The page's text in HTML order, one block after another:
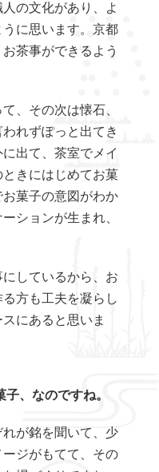
の文化があり、よ
に思います。京都
茶事ができるよう
、その次は懐石、
れずぽっと出てき
出て、茶室でメイ
きにはじめてお菓
菓子の意図がわか
ションが生まれ、
しているから、お
方も工夫を凝らし
にあると思いま
、なのですね。
が銘を聞いて、少
ジがもてて、その